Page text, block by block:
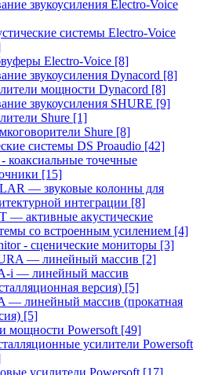
звукоусиления Electro-Voice
системы Electro-Voice
Electro-Voice [8]
звукоусиления Dynacord [8]
мощности Dynacord [8]
звукоусиления SHURE [9]
Shure [1]
Shure [8]
системы DS Proaudio [42]
коаксиальные точечные
[15]
— звуковые колонны для
интеграции [8]
— активные акустические
со встроенным усилением [4]
- сценические мониторы [3]
— линейный массив [2]
i — линейный массив
версия) [5]
— линейный массив (прокатная
[5]
мощности Powersoft [49]
усилители Powersoft
усилители Powersoft [17]